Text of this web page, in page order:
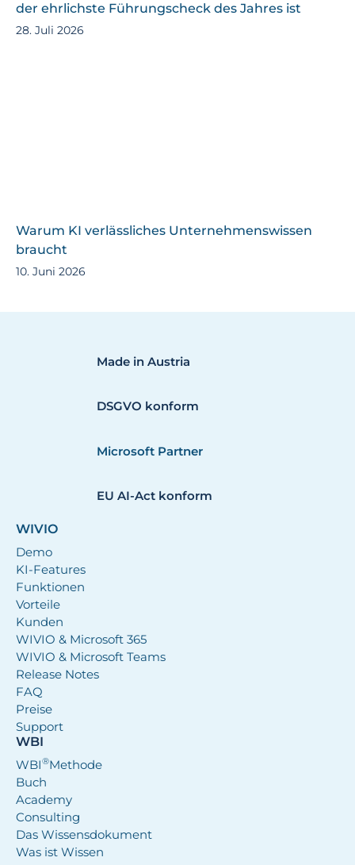
der ehrlichste Führungscheck des Jahres ist
28. Juli 2026
Warum KI verlässliches Unternehmenswissen
braucht
10. Juni 2026
Made in Austria
DSGVO konform
Microsoft Partner
EU AI-Act konform
WIVIO
Demo
KI-Features
Funktionen
Vorteile
Kunden
WIVIO & Microsoft 365
WIVIO & Microsoft Teams
Release Notes
FAQ
Preise
Support
WBI
WBI®Methode
Buch
Academy
Consulting
Das Wissensdokument
Was ist Wissen